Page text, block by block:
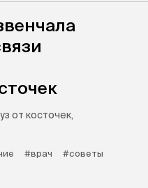
от косточек,
#врач
#советы